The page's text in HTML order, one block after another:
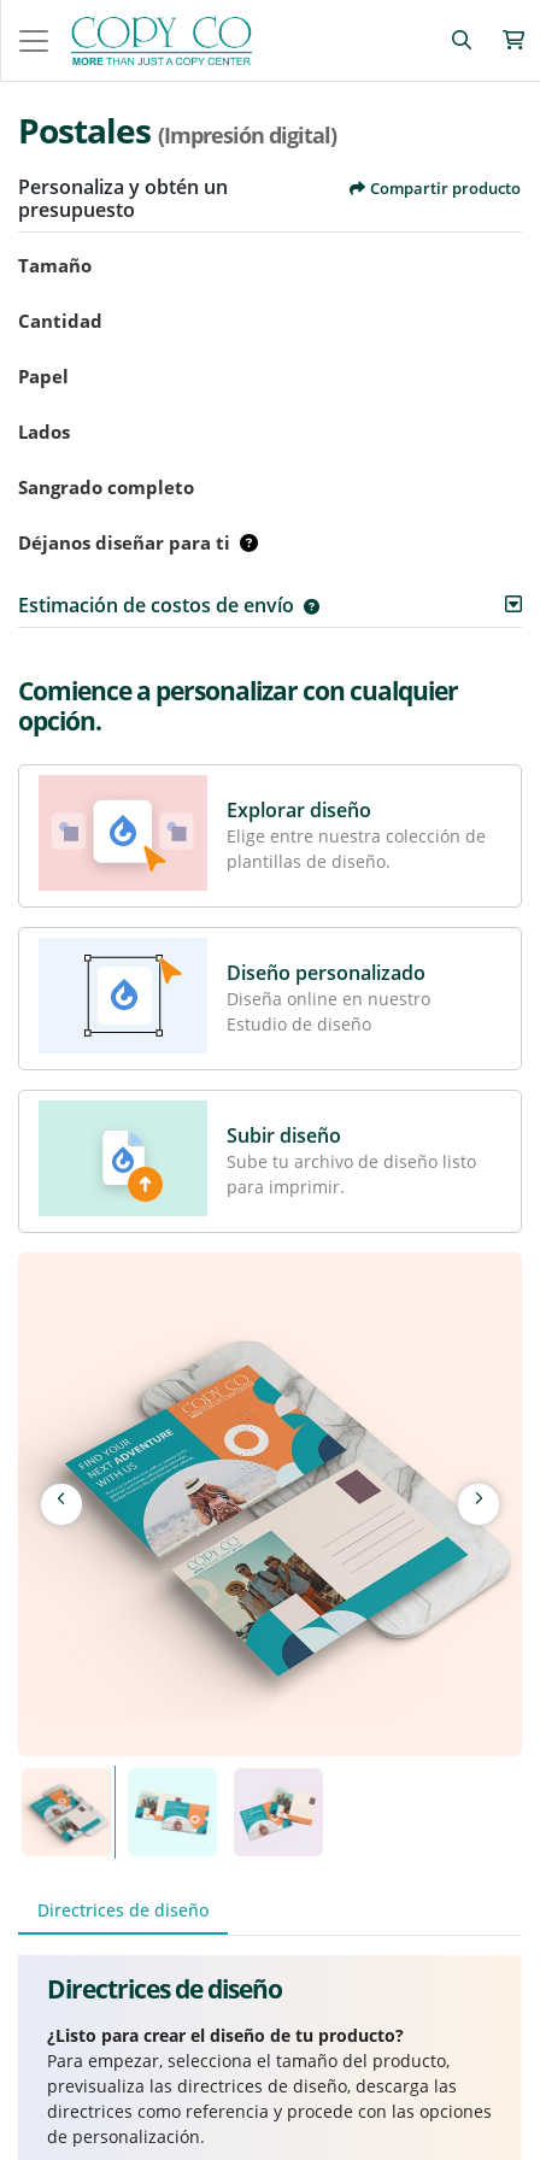
Postales (Impresión digital)
Personaliza y obtén un
presupuesto
Compartir producto
Tamaño
Cantidad
Papel
Lados
Sangrado completo
Déjanos diseñar para ti
Estimación de costos de envío
Comience a personalizar con cualquier
opción.
Explorar diseño
Elige entre nuestra colección de
plantillas de diseño.
Diseño personalizado
Diseña online en nuestro
Estudio de diseño
Subir diseño
Sube tu archivo de diseño listo
para imprimir.
Directrices de diseño
Directrices de diseño
¿Listo para crear el diseño de tu producto?
Para empezar, selecciona el tamaño del producto,
previsualiza las directrices de diseño, descarga las
directrices como referencia y procede con las opciones
de personalización.